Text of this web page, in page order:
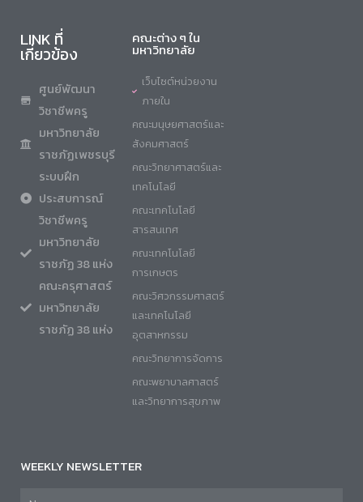
LINK ที่
เกี่ยวข้อง
ศูนย์พัฒนา
วิชาชีพครู
มหาวิทยาลัย
ราชภัฏเพชรบุรี
ระบบฝึก
ประสบการณ์
วิชาชีพครู
มหาวิทยาลัย
ราชภัฏ 38 แห่ง
คณะครุศาสตร์
มหาวิทยาลัย
ราชภัฏ 38 แห่ง
คณะต่าง ๆ ใน
มหาวิทยาลัย
เว็บไซต์หน่วยงาน
ภายใน
คณะมนุษยศาสตร์และ
สังคมศาสตร์
คณะวิทยาศาสตร์และ
เทคโนโลยี
คณะเทคโนโลยี
สารสนเทศ
คณะเทคโนโลยี
การเกษตร
คณะวิศวกรรมศาสตร์
และเทคโนโลยี
อุตสาหกรรม
คณะวิทยาการจัดการ
คณะพยาบาลศาสตร์
และวิทยาการสุขภาพ
WEEKLY NEWSLETTER